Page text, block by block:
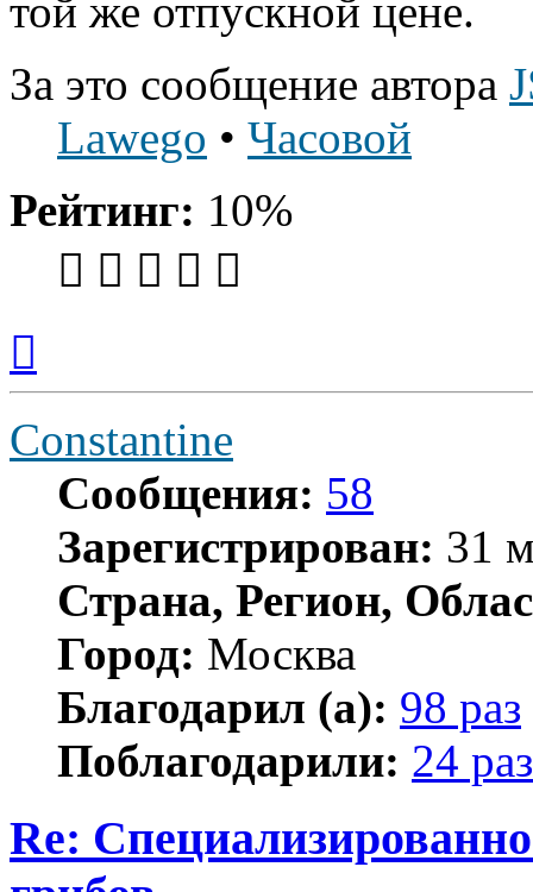
той же отпускной цене.
За это сообщение автора
Lawego • Часовой
Рейтинг: 10%
началу
Constantine
Сообщения: 58
Зарегистрирован: 31
Страна, Регион,
Город: Москва
Благодарил (а): 98 раз
Поблагодарили: 24
Re: